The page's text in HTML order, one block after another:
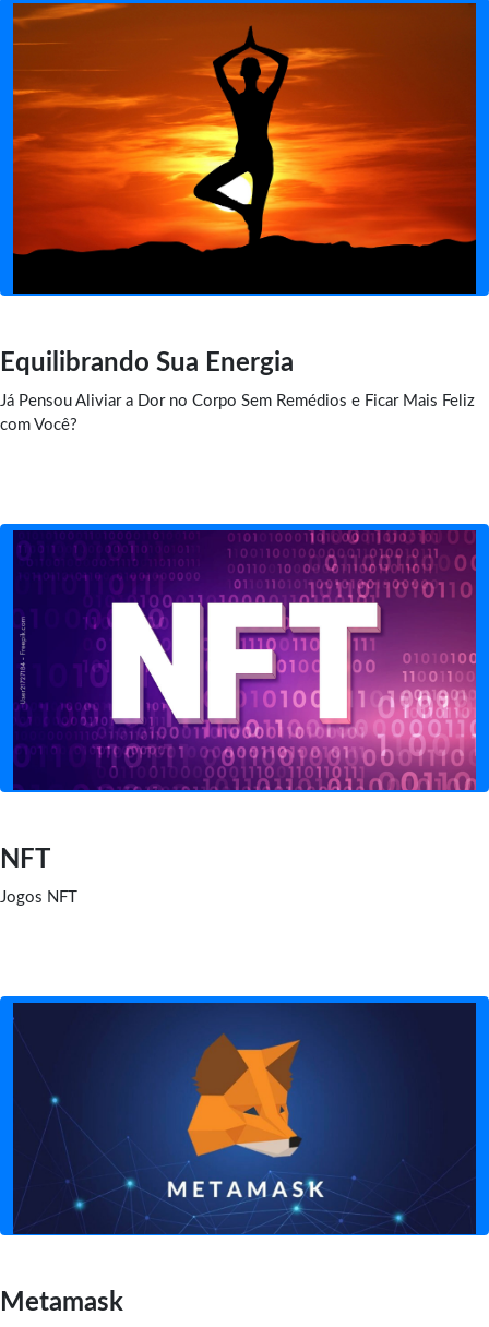
Equilibrando Sua Energia
Já Pensou Aliviar a Dor no Corpo Sem Remédios e Ficar Mais Feliz
com Você?
NFT
Jogos NFT
Metamask